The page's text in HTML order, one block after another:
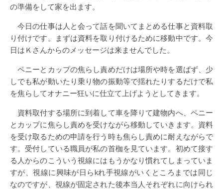
の準備をして家を出ます。
今日の仕事は人と会って話を聞いてまとめる仕事と資料取
り付けです。まずは資料を取り付けるために移動中です。今
日はＫさんからのメッセージは来ませんでした。
ペニーとカップの焦らし責めだけは場所や時を選ばず、少
しでも私が動いたり乗り物の振動等で揺れたりするだけで私
を焦らしてオナニー狂いに仕立て上げようとしてきます。
資料取付する場所に到着して車を降りて建物内へ、ペニー
とカップに焦らし責めを受けながら移動していきます。資料
を受け取るための申請を行う時も焦らし責めに耐えながらで
す。受付している職員が私の首枷を見ています。初めて接す
る人からのこういう視線にはもうかなり慣れてしまっていま
すが、視線に興味が日らkれ手視線がいくところまでは同じ
なのですが、視線が固定された後本当人それぞれに向けられ